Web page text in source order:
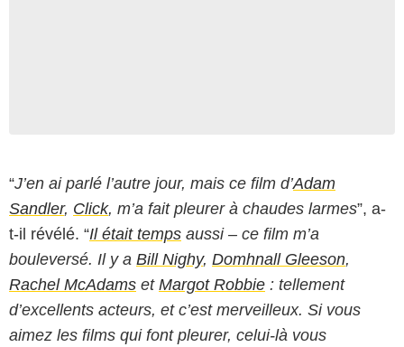
“J’en ai parlé l’autre jour, mais ce film d’Adam
Sandler, Click, m’a fait pleurer à chaudes larmes”, a-
t-il révélé. “Il était temps aussi – ce film m’a
bouleversé. Il y a Bill Nighy, Domhnall Gleeson,
Rachel McAdams et Margot Robbie : tellement
d’excellents acteurs, et c’est merveilleux. Si vous
aimez les films qui font pleurer, celui-là vous